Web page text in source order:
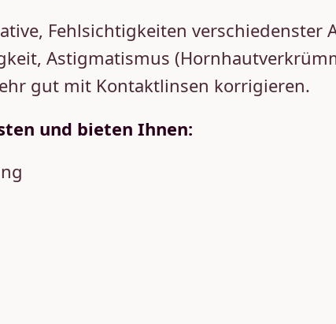
Fehlsichtigkeiten verschiedenster
Astigmatismus
gut mit Kontaktlinsen korrigieren.
und bieten Ihnen: